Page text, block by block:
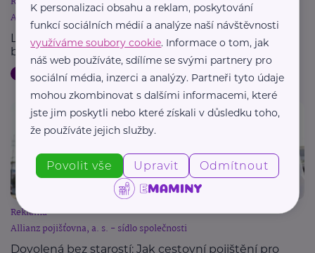
Allianz pojišťovna, a. s. - sídlo společnosti
Letní dovolená a pojištění: Jak chránit svůj majetek
během cest
Dovolená Bezpečnost Cestování Pojištění
Reklama
Allianz pojišťovna, a. s. - sídlo společnosti
Dovolená bez starostí: Jak cestovní pojištění pro
K personalizaci obsahu a reklam, poskytování
funkcí sociálních médií a analýze naší návštěvnosti
využíváme soubory cookie. Informace o tom, jak
náš web používáte, sdílíme se svými partnery pro
sociální média, inzerci a analýzy. Partneři tyto údaje
mohou zkombinovat s dalšími informacemi, které
jste jim poskytli nebo které získali v důsledku toho,
že používáte jejich služby.
Povolit vše Upravit Odmítnout